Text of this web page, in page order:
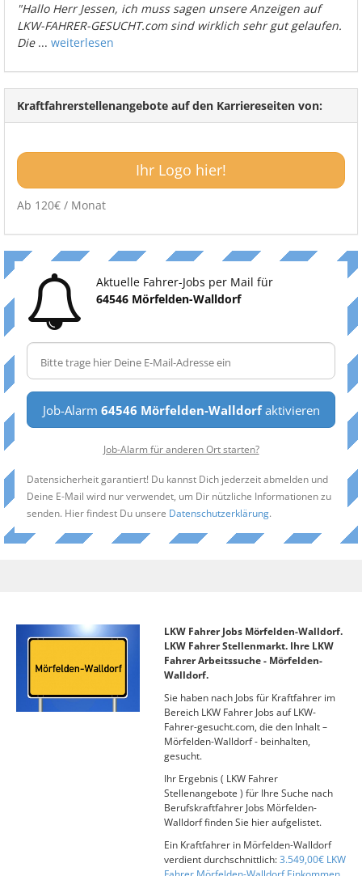
"Hallo Herr Jessen, ich muss sagen unsere Anzeigen auf
LKW-FAHRER-GESUCHT.com sind wirklich sehr gut gelaufen.
Die... weiterlesen
Kraftfahrerstellenangebote auf den Karriereseiten von:
Ihr Logo hier!
Ab 120€ / Monat
Aktuelle Fahrer-Jobs per Mail für
64546 Mörfelden-Walldorf
Job-Alarm 64546 Mörfelden-Walldorfaktivieren
Job-Alarm für anderen Ort starten?
Datensicherheit garantiert! Du kannst Dich jederzeit abmelden und
Deine E-Mail wird nur verwendet, um Dir nützliche Informationen zu
senden. Hier findest Du unsere Datenschutzerklärung.
LKW Fahrer Jobs Mörfelden-Walldorf.
LKW Fahrer Stellenmarkt. Ihre LKW
Fahrer Arbeitssuche - Mörfelden-
Walldorf.
Sie haben nach Jobs für Kraftfahrer im
Bereich LKW Fahrer Jobs auf LKW-
Fahrer-gesucht.com, die den Inhalt –
Mörfelden-Walldorf - beinhalten,
gesucht.
Ihr Ergebnis ( LKW Fahrer
Stellenangebote ) für Ihre Suche nach
Berufskraftfahrer Jobs Mörfelden-
Walldorf finden Sie hier aufgelistet.
Ein Kraftfahrer in Mörfelden-Walldorf
verdient durchschnittlich:3.549,00€ LKW